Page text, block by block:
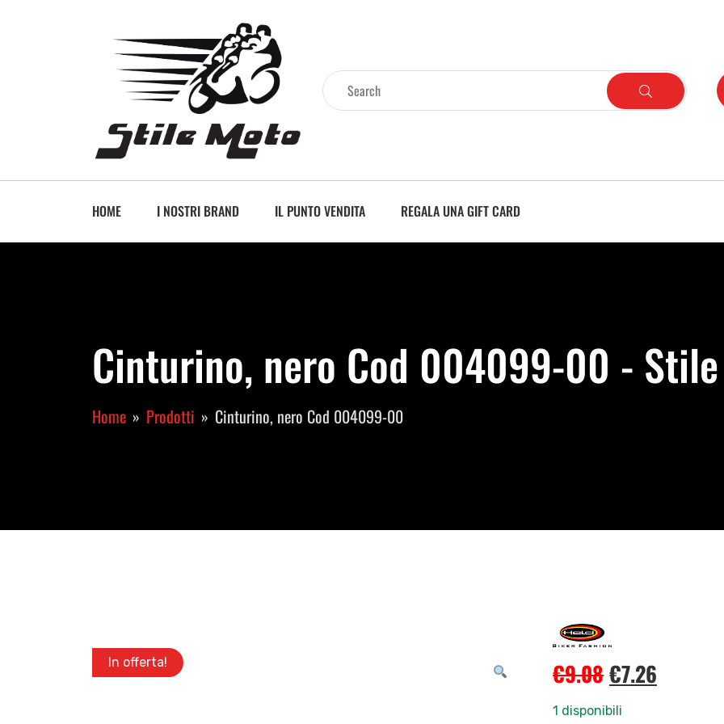
HOME I NOSTRI BRAND IL PUNTO VENDITA REGALA UNA GIFT CARD
Cinturino, nero Cod 004099-00 -
Home Prodotti Cinturino, nero Cod 004099-00
In offerta! €9.08€7.26
1 disponibili